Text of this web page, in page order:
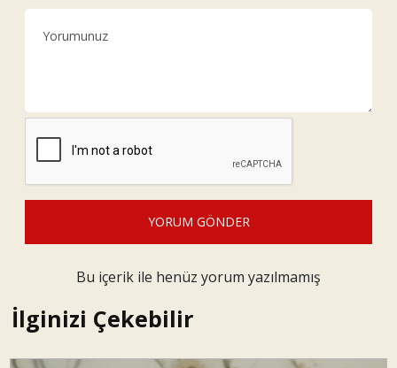
YORUM GÖNDER
Bu içerik ile henüz yorum yazılmamış
İlginizi Çekebilir